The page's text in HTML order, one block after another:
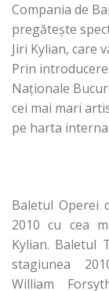
Compania de
pregătește
Jiri Kylian, care
Prin
Naționale
cei mai mari
pe harta
Baletul Operei
2010 cu cea
Kylian. Baletul
stagiunea
William